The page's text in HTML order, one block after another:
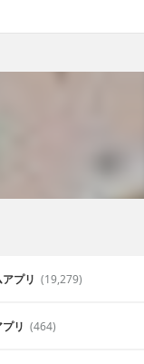
プリ (19,279)
リ (464)